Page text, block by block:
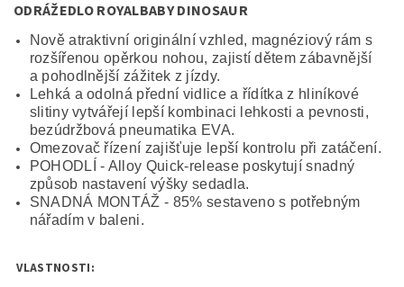
ODRÁŽEDLO ROYALBABY DINOSAUR
Nově atraktivní originální vzhled, magnéziový rám s
rozšířenou opěrkou nohou, zajistí dětem zábavnější
a pohodlnější zážitek z jízdy.
Lehká a odolná přední vidlice a řídítka z hliníkové
slitiny vytvářejí lepší kombinaci lehkosti a pevnosti,
bezúdržbová pneumatika EVA.
Omezovač řízení zajišťuje lepší kontrolu při zatáčení.
POHODLÍ - Alloy Quick-release poskytují snadný
způsob nastavení výšky sedadla.
SNADNÁ MONTÁŽ - 85% sestaveno s potřebným
nářadím v baleni.
VLASTNOSTI: